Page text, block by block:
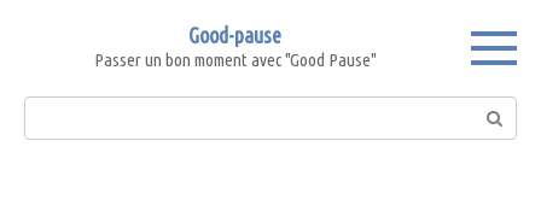
Good-pause
Passer un bon moment avec "Good Pause"
Search: